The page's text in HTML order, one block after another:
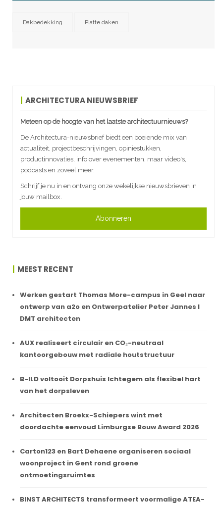
Dakbedekking Platte daken
ARCHITECTURA NIEUWSBRIEF
Meteen op de hoogte van het laatste architectuurnieuws?
De Architectura-nieuwsbrief biedt een boeiende mix van
actualiteit, projectbeschrijvingen, opiniestukken,
productinnovaties, info over evenementen, maar video's,
podcasts en zoveel meer.
Schrijf je nu in en ontvang onze wekelijkse nieuwsbrieven in
jouw mailbox.
Abonneren
MEEST RECENT
Werken gestart Thomas More-campus in Geel naar
ontwerp van a2o en Ontwerpatelier Peter Jannes I
DMT architecten
AUX realiseert circulair en CO₂-neutraal
kantoorgebouw met radiale houtstructuur
B-ILD voltooit Dorpshuis Ichtegem als flexibel hart
van het dorpsleven
Architecten Broekx-Schiepers wint met
doordachte eenvoud Limburgse Bouw Award 2026
Carton123 en Bart Dehaene organiseren sociaal
woonproject in Gent rond groene
ontmoetingsruimtes
BINST ARCHITECTS transformeert voormalige ATEA-